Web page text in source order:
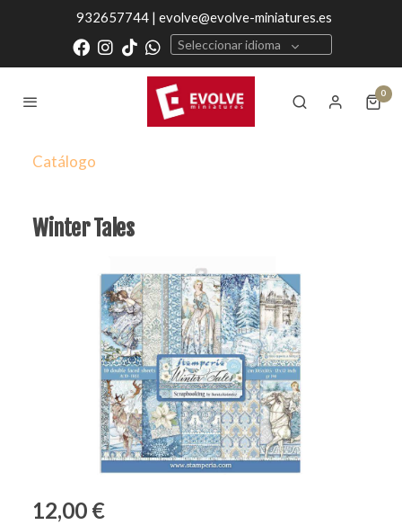
932657744 | evolve@evolve-miniatures.es
Seleccionar idioma
0
Catálogo
Winter Tales
12,00 €